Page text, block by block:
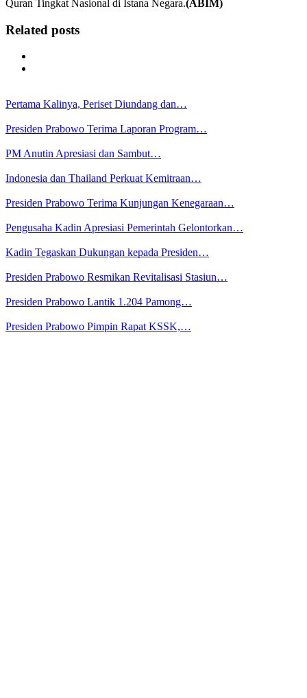
Quran Tingkat Nasional di Istana Negara.(ABIM)
Related posts
Pertama Kalinya, Periset Diundang dan…
Presiden Prabowo Terima Laporan Program…
PM Anutin Apresiasi dan Sambut…
Indonesia dan Thailand Perkuat Kemitraan…
Presiden Prabowo Terima Kunjungan Kenegaraan…
Pengusaha Kadin Apresiasi Pemerintah Gelontorkan…
Kadin Tegaskan Dukungan kepada Presiden…
Presiden Prabowo Resmikan Revitalisasi Stasiun…
Presiden Prabowo Lantik 1.204 Pamong…
Presiden Prabowo Pimpin Rapat KSSK,…